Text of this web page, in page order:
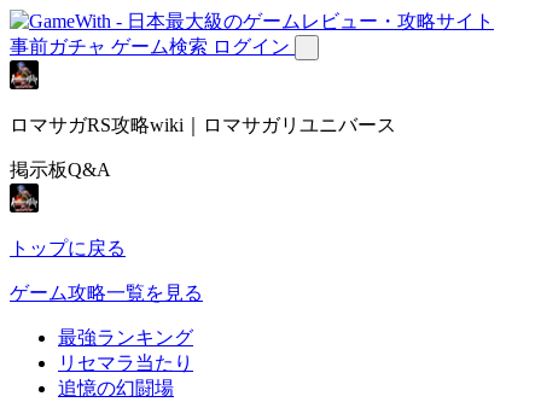
事前ガチャ ゲーム検索 ログイン
ロマサガRS攻略wiki｜ロマサガリユニバース
掲示板Q&A
トップに戻る
ゲーム攻略一覧を見る
最強ランキング
リセマラ当たり
追憶の幻闘場